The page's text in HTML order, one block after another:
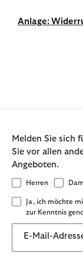
Anlage:
Melden Sie sich
Sie vor allen
Angeboten.
Herren
Ja, ich möchte
zur Kenntnis
E-Mail-